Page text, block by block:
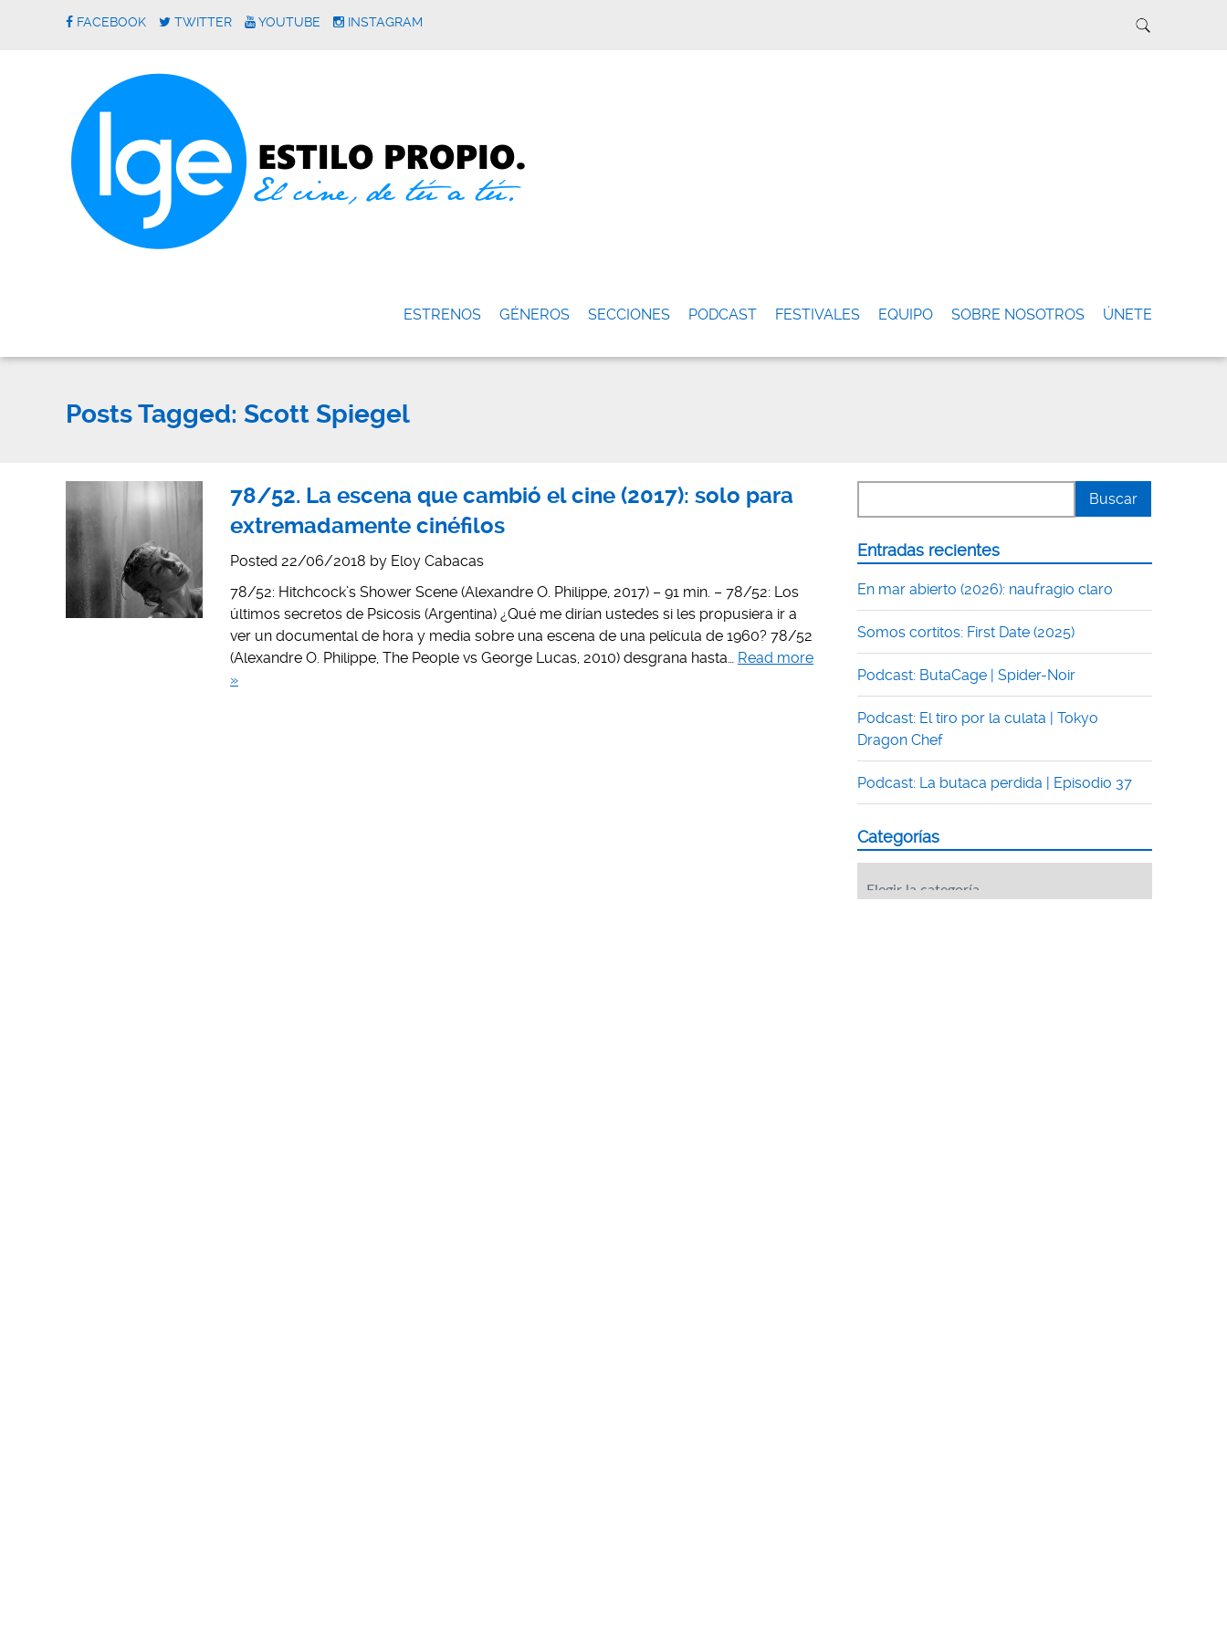
FACEBOOK TWITTER YOUTUBE INSTAGRAM
ESTRENOS GÉNEROS SECCIONES PODCAST FESTIVALES EQUIPO SOBRE NOSOTROS ÚNETE
Posts Tagged: Scott Spiegel
78/52. La escena que cambió el cine (2017): solo para
extremadamente cinéfilos
Posted 22/06/2018 by Eloy Cabacas
78/52: Hitchcock’s Shower Scene (Alexandre O. Philippe, 2017) – 91 min. – 78/52: Los
últimos secretos de Psicosis (Argentina) ¿Qué me dirían ustedes si les propusiera ir a
ver un documental de hora y media sobre una escena de una película de 1960? 78/52
(Alexandre O. Philippe, The People vs George Lucas, 2010) desgrana hasta… Read more
»
Entradas recientes
En mar abierto (2026): naufragio claro
Somos cortitos: First Date (2025)
Podcast: ButaCage | Spider-Noir
Podcast: El tiro por la culata | Tokyo
Dragon Chef
Podcast: La butaca perdida | Episodio 37
Categorías